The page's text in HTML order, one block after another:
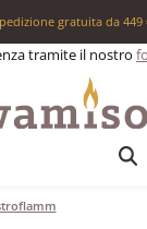
gratuita da 449
tramite il nostro